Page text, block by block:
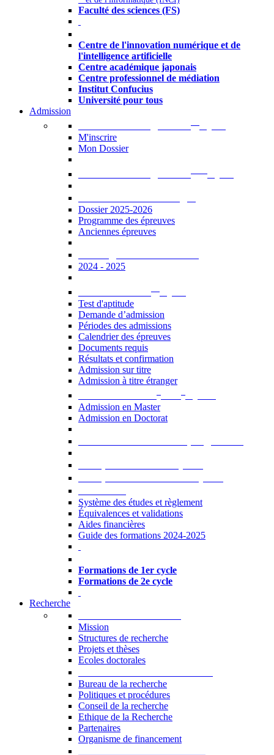
Faculté des sciences (FS)
Centre de l'innovation numérique et de
l'intelligence artificielle
Centre académique japonais
Centre professionnel de médiation
Institut Confucius
Université pour tous
Admission
M'inscrire
Mon Dossier
Dossier 2025-2026
Programme des épreuves
Anciennes épreuves
2024 - 2025
Test d'aptitude
Demande d’admission
Périodes des admissions
Calendrier des épreuves
Documents requis
Résultats et confirmation
Admission sur titre
Admission à titre étranger
Admission en Master
Admission en Doctorat
Système des études et règlement
Équivalences et validations
Aides financières
Guide des formations 2024-2025
Formations de 1er cycle
Formations de 2e cycle
Recherche
Mission
Structures de recherche
Projets et thèses
Ecoles doctorales
Bureau de la recherche
Politiques et procédures
Conseil de la recherche
Ethique de la Recherche
Partenaires
Organisme de financement